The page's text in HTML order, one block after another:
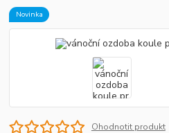
Novinka
Ohodnotit produkt